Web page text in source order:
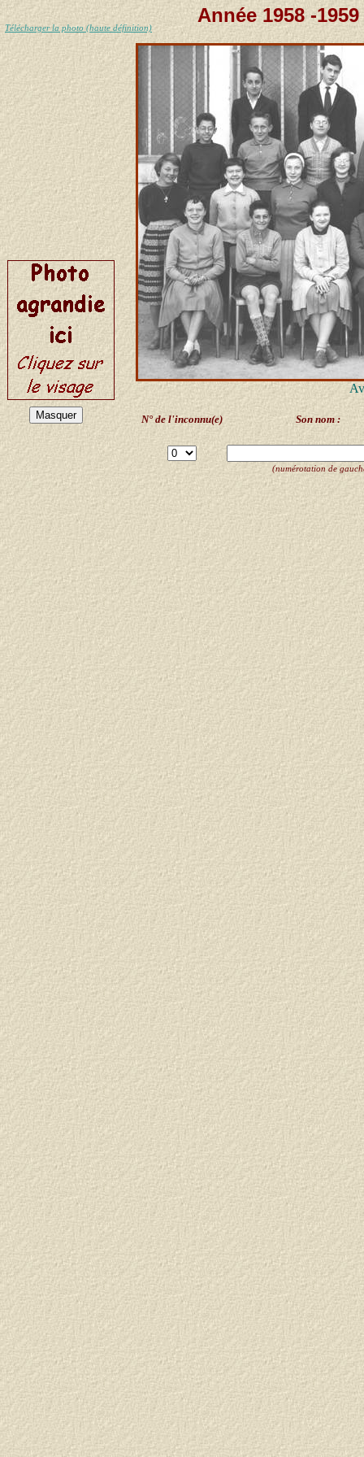
Télécharger la photo (haute définition)
Année 1958 -
N° de l'inconnu(e) Son nom :
(numérotation de